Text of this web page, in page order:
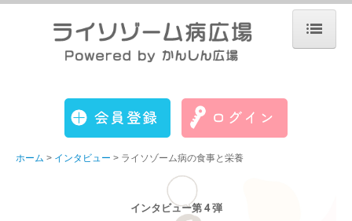
会員登録
ホーム インタビュー ライソゾーム病の食事と栄養
インタビュー第 4 弾